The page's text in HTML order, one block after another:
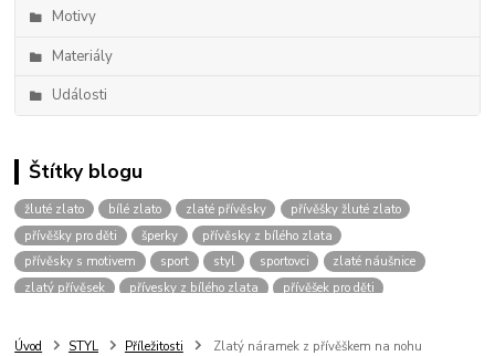
Motivy
Materiály
Události
Štítky blogu
žluté zlato bílé zlato zlaté přívěsky
přívěšky žluté zlato
přívěšky pro děti
šperky
přívěsky z bílého zlata
přívěsky s motivem
sport styl sportovci
zlaté náušnice
zlatý přívěsek
přívesky z bílého zlata
přívěšek pro děti
přívěšky pro muže
přívěšky pro chlapce
přívěšky zvíře
Úvod STYL Příležitosti Zlatý náramek z přívěškem na nohu